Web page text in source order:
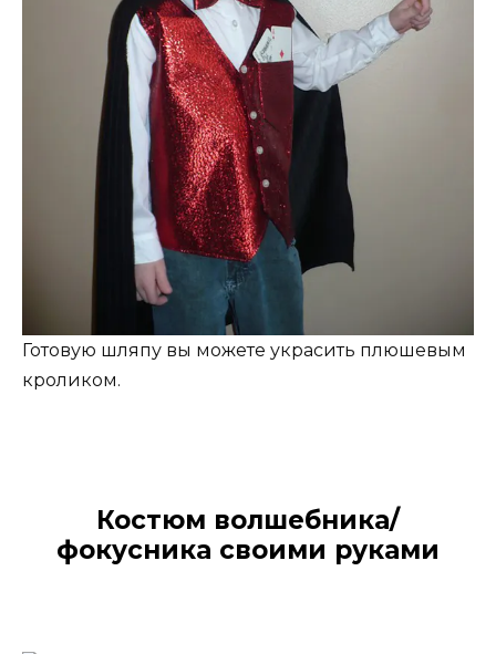
Готовую шляпу вы можете украсить плюшевым
кроликом.
Костюм волшебника/
фокусника своими руками